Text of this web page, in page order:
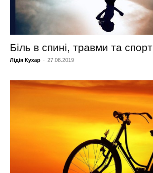
Біль в спині, травми та спорт
Лідія Кухар - 27.08.2019